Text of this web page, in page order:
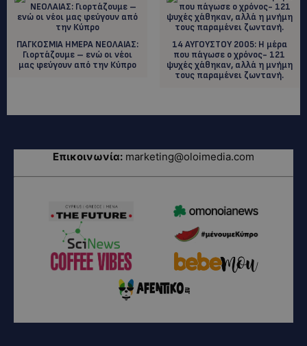
ΠΑΓΚΟΣΜΙΑ ΗΜΕΡΑ ΝΕΟΛΑΙΑΣ:
Γιορτάζουμε – ενώ οι νέοι
μας φεύγουν από την Κύπρο
14 ΑΥΓΟΥΣΤΟΥ 2005: Η μέρα
που πάγωσε ο χρόνος- 121
ψυχές χάθηκαν, αλλά η μνήμη
τους παραμένει ζωντανή.
Επικοινωνία: marketing@oloimedia.com